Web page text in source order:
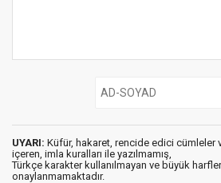
UYARI: Küfür, hakaret, rencide edici cümleler
içeren, imla kuralları ile yazılmamış,
Türkçe karakter kullanılmayan ve büyük
onaylanmamaktadır.